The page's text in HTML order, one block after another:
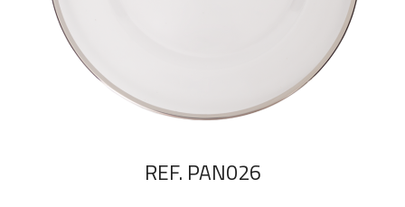
REF. PAN026